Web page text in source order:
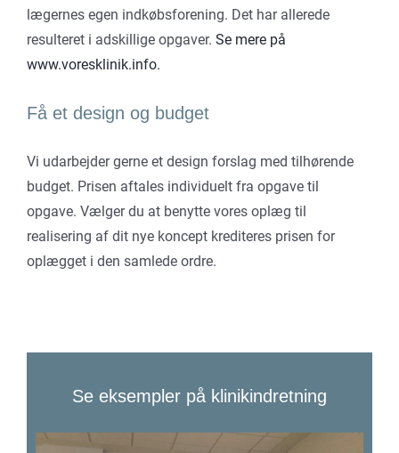
lægernes egen indkøbsforening. Det har allerede
resulteret i adskillige opgaver. Se mere på
www.voresklinik.info.
Få et design og budget
Vi udarbejder gerne et design forslag med tilhørende
budget. Prisen aftales individuelt fra opgave til
opgave. Vælger du at benytte vores oplæg til
realisering af dit nye koncept krediteres prisen for
oplægget i den samlede ordre.
Se eksempler på klinikindretning